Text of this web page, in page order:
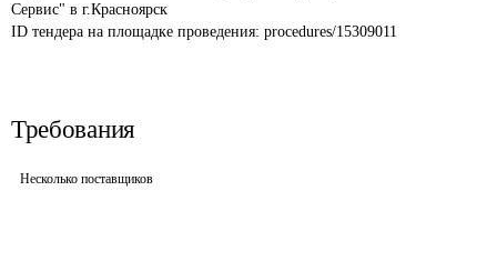
Сервис" в г.Красноярск
ID тендера на площадке проведения: procedures/15309011
Требования
Несколько поставщиков